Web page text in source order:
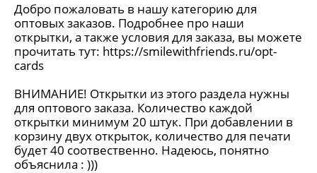
Добро пожаловать в нашу категорию для
оптовых заказов. Подробнее про наши
открытки, а также условия для заказа, вы можете
прочитать тут: https://smilewithfriends.ru/opt-
cards
ВНИМАНИЕ! Открытки из этого раздела нужны
для оптового заказа. Количество каждой
открытки минимум 20 штук. При добавлении в
корзину двух открыток, количество для печати
будет 40 соотвественно. Надеюсь, понятно
объяснила : )))